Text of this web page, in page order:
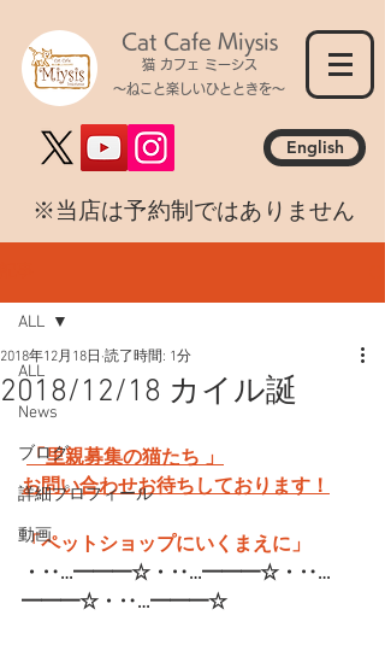
Cat Cafe Miysis
猫 カフェ ミーシス
～ねこと楽しいひとときを～
English
​※当店は予約制ではありません
ALL
News
ブログ
詳細プロフィール
動画
ALL
2018/12/18 カイル誕
2018年12月18日 読了時間: 1分
「里親募集の猫たち 」
お問い合わせお待ちしております！
「ペットショップにいくまえに」
・‥…━━━☆・‥…━━━☆・‥…
━━━☆・‥…━━━☆